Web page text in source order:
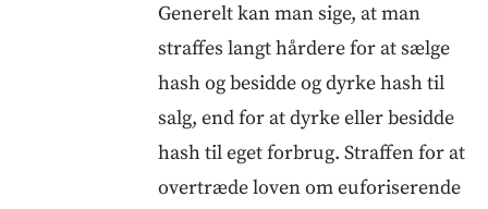
Generelt kan man sige, at man
straffes langt hårdere for at sælge
hash og besidde og dyrke hash til
salg, end for at dyrke eller besidde
hash til eget forbrug. Straffen for at
overtræde loven om euforiserende